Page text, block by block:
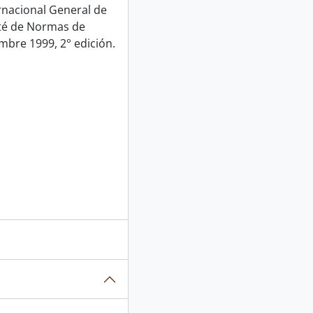
General de
de Normas de
1999, 2° edición.